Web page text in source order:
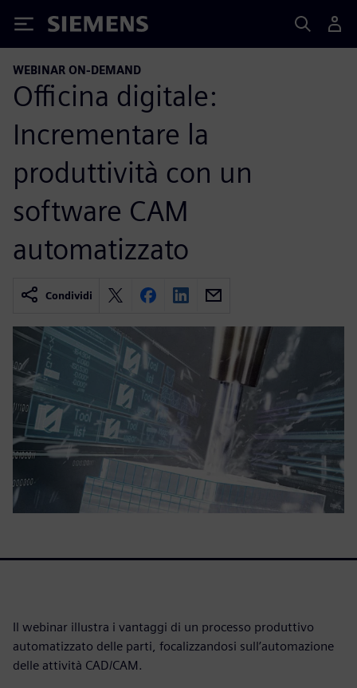
Siemens
WEBINAR ON-DEMAND
Officina digitale:
Incrementare la
produttività con un
software CAM
automatizzato
Condividi
Il webinar illustra i vantaggi di un processo produttivo
automatizzato delle parti, focalizzandosi sull’automazione
delle attività CAD/CAM.